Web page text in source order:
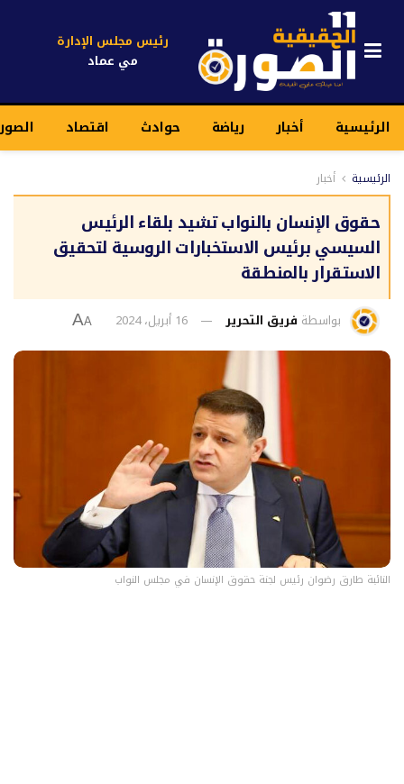
رئيس مجلس الإدارة
مي عماد
الرئيسية أخبار رياضة حوادث اقتصاد
الرئيسية أخبار
حقوق الإنسان بالنواب تشيد بلقاء الرئيس
السيسي برئيس الاستخبارات الروسية لتحقيق
الاستقرار بالمنطقة
بواسطة فريق التحرير 16 أبريل، 2024 A
A
النائبة طارق رضوان رئيس لجنة حقوق الإنسان في مجلس النواب